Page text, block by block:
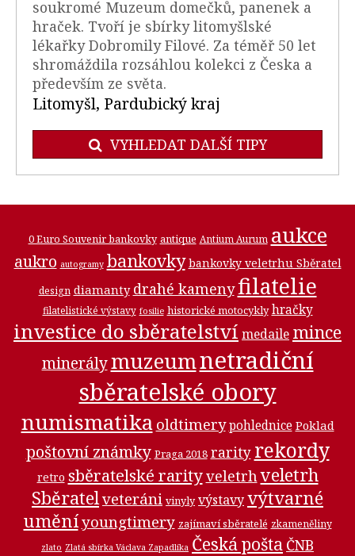
soukromé Muzeum domečků, panenek a
hraček. Tvoří je sbírky litomyšlské
lékařky Dobromily Filové. Za téměř 50 let
shromáždila rozsáhlou kolekci z Česka a
především ze světa.
Litomyšl, Pardubický kraj
VYHLEDAT DALŠÍ TIPY
0 Euro Souvenir bankovky antique Antium Aurum aukce
aukro autogramy bankovky bankovky veletrhu Sběratel
design diamanty drahé kamenyfilatelie
filatelistické výstavy fosilie historické motocykly hračky
investice do sběratelství medaile mince
minerálymuzeumnetradiční
sběratelské obory
numismatika oldtimery pohlednice Poklad
poštovní známky Praga 2018 rarity rekordy
retro sběratelské rarityveletrhveletrh
Sběratelveteráni vinyly výstavyvýtvarné
uměníyoungtimery zajímaví sběratelé zkameněliny
zlato Zlatá sbírka Václava Zapadlíka Česká pošta ČNB